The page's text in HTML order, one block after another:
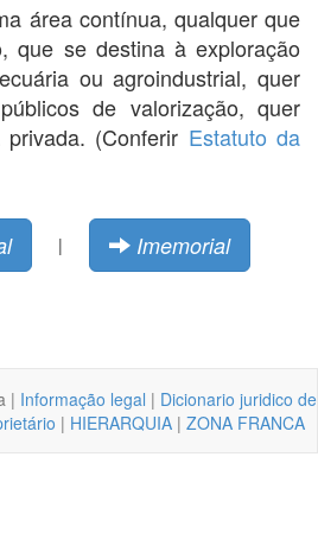
área contínua, qualquer que
que se destina à exploração
ou agroindustrial, quer
de valorização, quer
(Conferir Estatuto da
| Imemorial
| Informação legal | Dicionario juridico de
| HIERARQUIA | ZONA FRANCA